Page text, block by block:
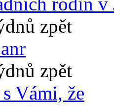
zpět
zpět
Vámi, že